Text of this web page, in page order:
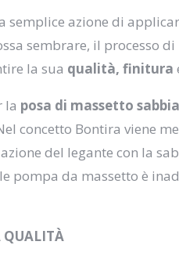
semplice azione di
sembrare, il processo
la sua qualità, finitura
la posa di massetto
concetto Bontira viene
del legante con la
pompa da massetto è